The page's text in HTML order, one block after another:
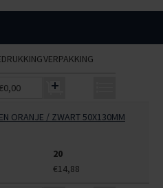
VERPAKKING
ORANJE / ZWART 50X130MM
20
€14,88